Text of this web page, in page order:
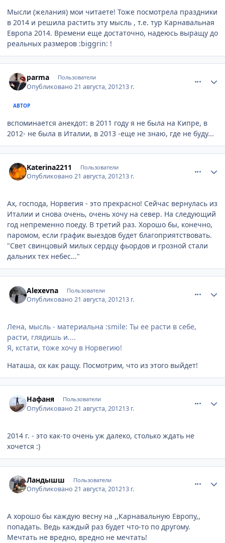
Мысли (желания) мои читаете! Тоже посмотрела праздники
в 2014 и решила растить эту мысль , т.е. тур Карнавальная
Европа 2014. Времени еще достаточно, надеюсь выращу до
реальных размеров :biggrin: !
parma Пользователи
Опубликовано21 августа, 201213 г.
АВТОР
вспоминается анекдот: в 2011 году я не была на Кипре, в
2012- не была в Италии, в 2013 -еще не знаю, где не буду...
Katerina2211 Пользователи
Опубликовано21 августа, 201213 г.
Ах, господа, Норвегия - это прекрасно! Сейчас вернулась из
Италии и снова очень, очень хочу на север. На следующий
год непременно поеду. В третий раз. Хорошо бы, конечно,
паромом, если график выездов будет благоприятствовать.
"Свет свинцовый милых сердцу фьордов и грозной стали
дальних тех небес..."
Alexevna Пользователи
Опубликовано21 августа, 201213 г.
Лена, мысль - материальна :smile: Ты ее расти в себе,
расти, глядишь и....
Я, кстати, тоже хочу в Норвегию!
Наташа, ох как ращу. Посмотрим, что из этого выйдет!
Нафаня Пользователи
Опубликовано21 августа, 201213 г.
2014 г. - это как-то очень уж далеко, столько ждать не
хочется :)
Ландышш Пользователи
Опубликовано21 августа, 201213 г.
А хорошо бы каждую весну на ,,Карнавальную Европу,,
попадать. Ведь каждый раз будет что-то по другому.
Мечтать не вредно, вредно не мечтать!